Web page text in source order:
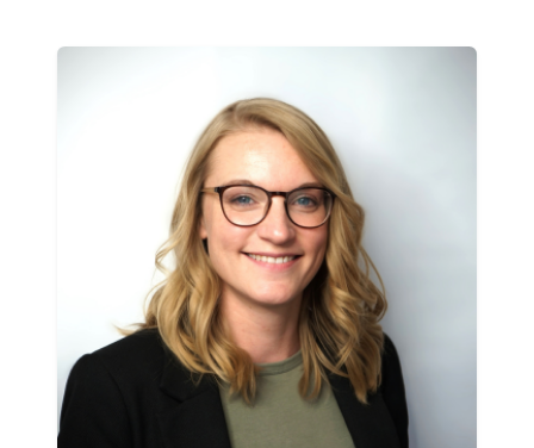
Langjährige Erfahrung in der
Reisebranche
Hands-on-Mentalität
Teamplayer